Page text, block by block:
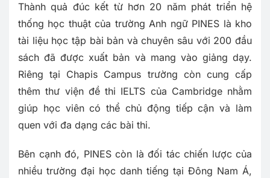
Thành quả đúc kết từ hơn 20 năm phát triển hệ
thống học thuật của trường Anh ngữ PINES là kho
tài liệu học tập bài bản và chuyên sâu với 200 đầu
sách đã được xuất bản và mang vào giảng dạy.
Riêng tại Chapis Campus trường còn cung cấp
thêm thư viện đề thi IELTS của Cambridge nhằm
giúp học viên có thể chủ động tiếp cận và làm
quen với đa dạng các bài thi.
Bên cạnh đó, PINES còn là đối tác chiến lược của
nhiều trường đại học danh tiếng tại Đông Nam Á,